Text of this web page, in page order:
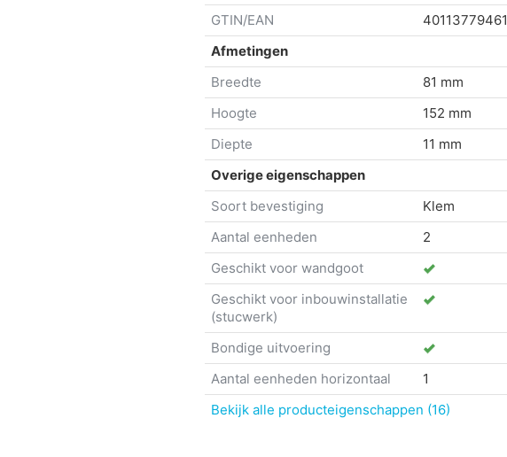
GTIN/EAN
Afmetingen
Breedte
81 mm
Hoogte
152 mm
Diepte
11 mm
Overige eigenschappen
Soort bevestiging
Klem
Aantal eenheden
2
Geschikt voor wandgoot
Geschikt voor inbouwinstallatie
(stucwerk)
Bondige uitvoering
Aantal eenheden horizontaal
1
Bekijk alle producteigenschappen (16)